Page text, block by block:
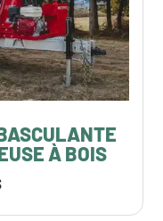
À BOIS